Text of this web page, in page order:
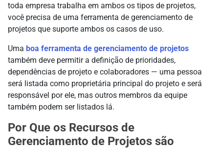
toda empresa trabalha em ambos os tipos de projetos,
você precisa de uma ferramenta de gerenciamento de
projetos que suporte ambos os casos de uso.
Uma boa ferramenta de gerenciamento de projetos
também deve permitir a definição de prioridades,
dependências de projeto e colaboradores — uma pessoa
será listada como proprietária principal do projeto e será
responsável por ele, mas outros membros da equipe
também podem ser listados lá.
Por Que os Recursos de
Gerenciamento de Projetos são